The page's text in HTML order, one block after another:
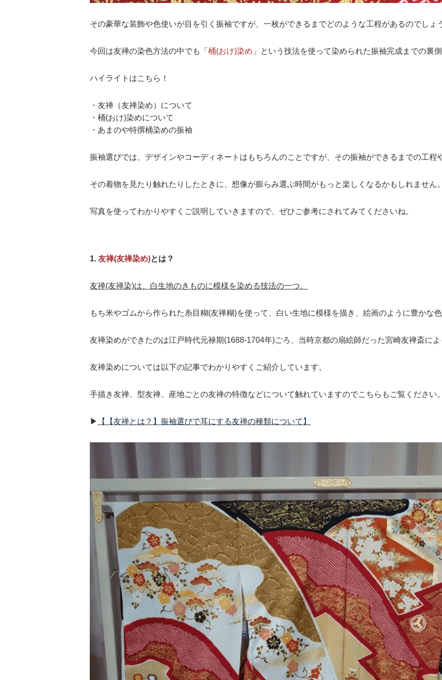
その豪華な装飾や色使いが目を引く振袖ですが、一枚ができるまでどのような工程があるのでしょ
今回は友禅の染色方法の中でも 「 桶(おけ)染め 」 という技法を使って染められた振袖完成までの裏
ハイライトはこちら！
・友禅（友禅染め）について
・桶(おけ)染めについて
・あまのや特撰桶染めの振袖
振袖選びでは、デザインやコーディネートはもちろんのことですが、その振袖ができるまでの工程
その着物を見たり触れたりしたときに、想像が膨らみ選ぶ時間がもっと楽しくなるかもしれません
写真を使ってわかりやすくご説明していきますので、ぜひご参考にされてみてくださいね。
1. 友禅(友禅染め)とは？
友禅(友禅染)は、白生地のきものに模様を染める技法の一つ。
もち米やゴムから作られた糸目糊(友禅糊)を使って、白い生地に模様を描き、絵画のように豊かな
友禅染めができたのは江戸時代元禄期(1688-1704年)ごろ、当時京都の扇絵師だった宮崎友禅斎に
友禅染めについては以下の記事でわかりやすくご紹介しています。
手描き友禅、型友禅、産地ごとの友禅の特徴などについて触れていますのでこちらもご覧ください
▶︎ 【【友禅とは？】振袖選びで耳にする友禅の種類について】